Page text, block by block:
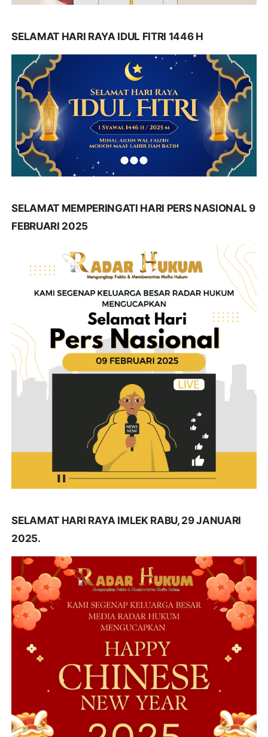
SELAMAT HARI RAYA IDUL FITRI 1446 H
SELAMAT MEMPERINGATI HARI PERS NASIONAL 9
FEBRUARI 2025
SELAMAT HARI RAYA IMLEK RABU, 29 JANUARI
2025.